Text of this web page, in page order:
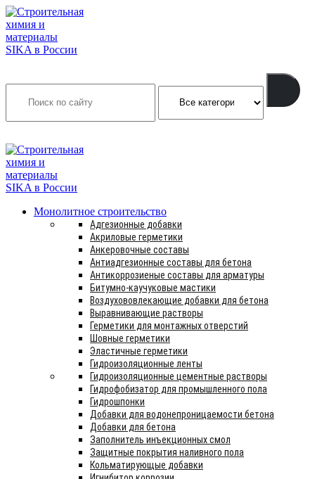
Монолитное строительство
Адгезионные добавки
Акриловые герметики
Анкеровочные составы
Антиадгезионные составы для бетона
Антикоррозиеные составы для арматуры
Битумно-каучуковые мастики
Воздухововлекающие добавки для бетона
Выравнивающие растворы
Герметики для монтажных отверстий
Шовные герметики
Эластичные герметики
Гидроизоляционные ленты
Гидроизоляционные цементные растворы
Гидрофобизатор для промышленного пола
Гидрошпонки
Добавки для водонепроницаемости бетона
Добавки для бетона
Заполнитель инъекционных смол
Защитные покрытия наливного пола
Кольматирующые добавки